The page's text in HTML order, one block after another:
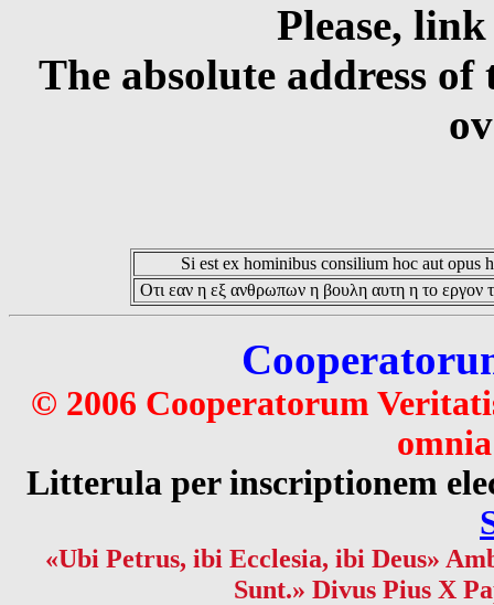
Please,
The absolute address
Si est ex hominibus consilium hoc aut opus
Οτι εαν η εξ ανθρωπων η βουλη αυτη η το εργον
© 2006 Cooperatorum
Litterula per inscriptionem
«Ubi Petrus, ibi Ecclesia, ibi Deus»
Sunt.» Divus Pius X